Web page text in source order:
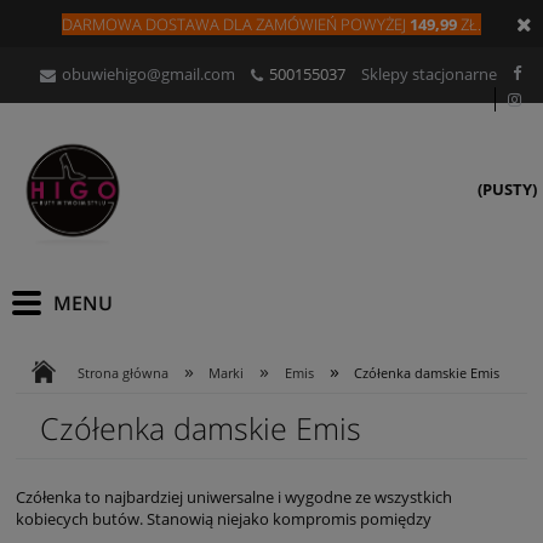
DARMOWA DOSTAWA DLAZAMÓWIEŃ POWYŻEJ 149,99ZŁ.
obuwiehigo@gmail.com 500155037 Sklepy stacjonarne
(PUSTY)
Strona główna » Marki » Emis » Czółenka damskie Emis
Czółenka damskie Emis
Czółenka to najbardziej uniwersalne i wygodne ze wszystkich
kobiecych butów. Stanowią niejako kompromis pomiędzy